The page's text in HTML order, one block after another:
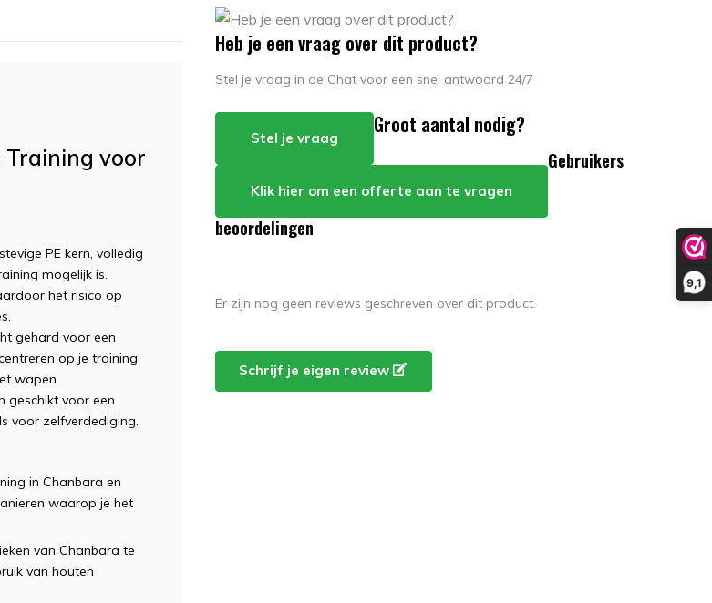
9,1
Training voor
PE kern, volledig
mogelijk is.
het risico op
gehard voor een
op je training
wapen.
geschikt voor een
voor zelfverdediging.
in Chanbara en
waarop je het
van Chanbara te
van houten
Heb je een vraag over dit product?
Stel je vraag in de Chat voor een snel antwoord 24/7
Stel je vraag
Groot aantal nodig?
Klik hier om een offerte aan te vragen
Gebruikers
beoordelingen
Er zijn nog geen reviews geschreven over dit product.
Schrijf je eigen review